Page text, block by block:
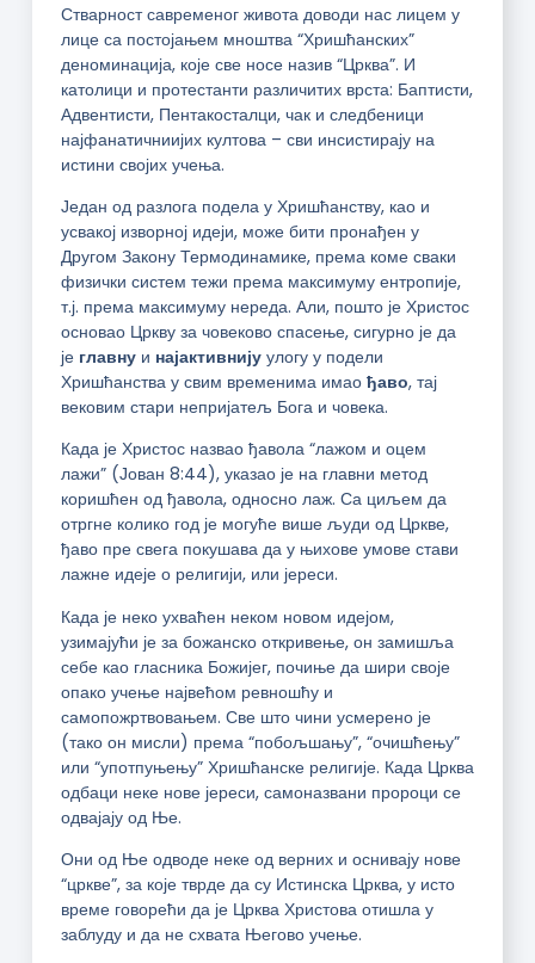
Стварност савременог живота доводи нас лицем у
лице са постојањем мноштва “Хришћанских”
деноминација, које све носе назив “Црква”. И
католици и протестанти различитих врста: Баптисти,
Адвентисти, Пентакосталци, чак и следбеници
најфанатичниијих култова – сви инсистирају на
истини својих учења.
Један од разлога подела у Хришћанству, као и
усвакој изворној идеји, може бити пронађен у
Другом Закону Термодинамике, према коме сваки
физички систем тежи према максимуму ентропије,
т.ј. према максимуму нереда. Али, пошто је Христос
основао Цркву за човеково спасење, сигурно је да
је главнуи најактивнијуулогу у подели
Хришћанства у свим временима имао ђаво, тај
вековим стари непријатељ Бога и човека.
Када је Христос назвао ђавола “лажом и оцем
лажи” (Јован 8:44), указао је на главни метод
коришћен од ђавола, односно лаж. Са циљем да
отргне колико год је могуће више људи од Цркве,
ђаво пре свега покушава да у њихове умове стави
лажне идеје о религији, или јереси.
Када је неко ухваћен неком новом идејом,
узимајући је за божанско откривење, он замишља
себе као гласника Божијег, почиње да шири своје
опако учење највећом ревношћу и
самопожртвовањем. Све што чини усмерено је
(тако он мисли) према “побољшању”, “очишћењу”
или “употпуњењу” Хришћанске религије. Када Црква
одбаци неке нове јереси, самоназвани пророци се
одвајају од Ње.
Они од Ње одводе неке од верних и оснивају нове
“цркве”, за које тврде да су Истинска Црква, у исто
време говорећи да је Црква Христова отишла у
заблуду и да не схвата Његово учење.